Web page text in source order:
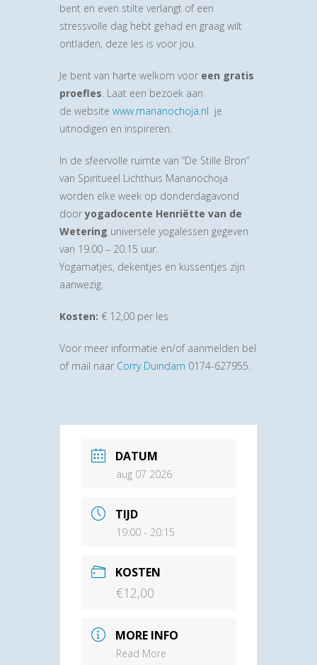
bent en even stilte verlangt of een
stressvolle dag hebt gehad en graag wilt
ontladen, deze les is voor jou.
Je bent van harte welkom voor een gratis
proefles . Laat een bezoek aan
de website www.mananochoja.nl je
uitnodigen en inspireren.
In de sfeervolle ruimte van “De Stille Bron”
van Spiritueel Lichthuis Mananochoja
worden elke week op donderdagavond
dooryogadocente Henriëtte van de
Wetering universele yogalessen gegeven
van 19.00 – 20.15 uur.
Yogamatjes, dekentjes en kussentjes zijn
aanwezig.
Kosten: € 12,00 per les
Voor meer informatie en/of aanmelden bel
of mail naar Corry Duindam 0174-627955.
DATUM
aug 07 2026
TIJD
19:00 - 20:15
KOSTEN
€12,00
MORE INFO
Read More